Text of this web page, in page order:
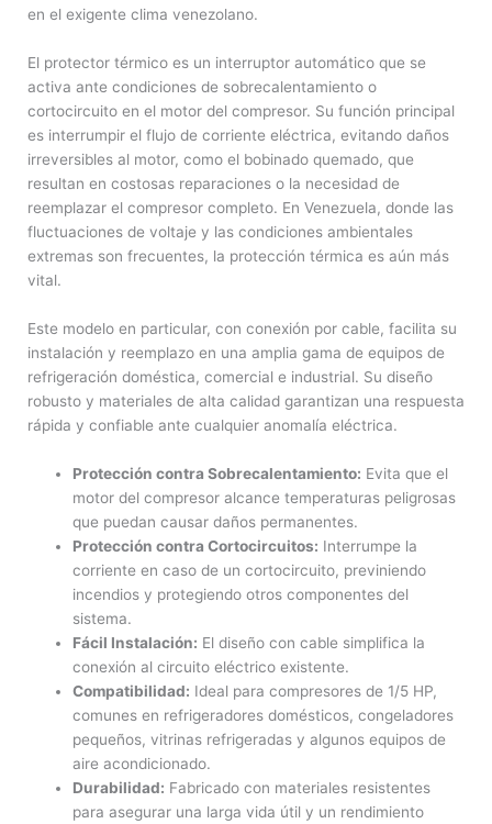
en el exigente clima venezolano.
El protector térmico es un interruptor automático que se
activa ante condiciones de sobrecalentamiento o
cortocircuito en el motor del compresor. Su función principal
es interrumpir el flujo de corriente eléctrica, evitando daños
irreversibles al motor, como el bobinado quemado, que
resultan en costosas reparaciones o la necesidad de
reemplazar el compresor completo. En Venezuela, donde las
fluctuaciones de voltaje y las condiciones ambientales
extremas son frecuentes, la protección térmica es aún más
vital.
Este modelo en particular, con conexión por cable, facilita su
instalación y reemplazo en una amplia gama de equipos de
refrigeración doméstica, comercial e industrial. Su diseño
robusto y materiales de alta calidad garantizan una respuesta
rápida y confiable ante cualquier anomalía eléctrica.
Protección contra Sobrecalentamiento: Evita que el
motor del compresor alcance temperaturas peligrosas
que puedan causar daños permanentes.
Protección contra Cortocircuitos: Interrumpe la
corriente en caso de un cortocircuito, previniendo
incendios y protegiendo otros componentes del
sistema.
Fácil Instalación: El diseño con cable simplifica la
conexión al circuito eléctrico existente.
Compatibilidad: Ideal para compresores de 1/5 HP,
comunes en refrigeradores domésticos, congeladores
pequeños, vitrinas refrigeradas y algunos equipos de
aire acondicionado.
Durabilidad: Fabricado con materiales resistentes
para asegurar una larga vida útil y un rendimiento